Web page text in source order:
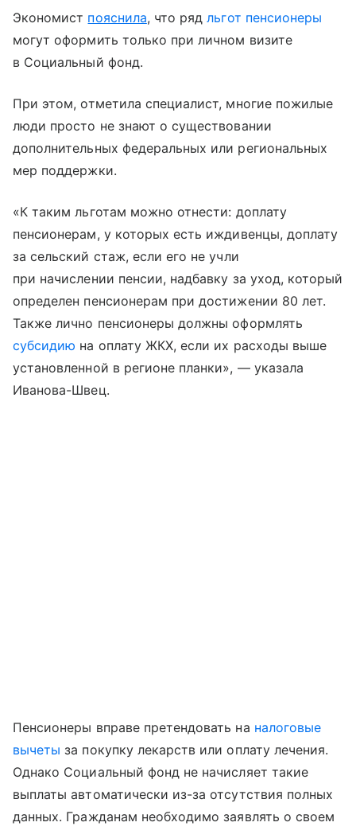
Экономист пояснила, что рядльгот пенсионеры
могут оформить только при личном визите
в Социальный фонд.
При этом, отметила специалист, многие пожилые
люди просто не знают о существовании
дополнительных федеральных или региональных
мер поддержки.
«К таким льготам можно отнести: доплату
пенсионерам, у которых есть иждивенцы, доплату
за сельский стаж, если его не учли
при начислении пенсии, надбавку за уход, который
определен пенсионерам при достижении 80 лет.
Также лично пенсионеры должны оформлять
субсидию на оплату ЖКХ, если их расходы выше
установленной в регионе планки», — указала
Иванова-Швец.
Пенсионеры вправе претендовать на налоговые
вычеты за покупку лекарств или оплату лечения.
Однако Социальный фонд не начисляет такие
выплаты автоматически из-за отсутствия полных
данных. Гражданам необходимо заявлять о своем